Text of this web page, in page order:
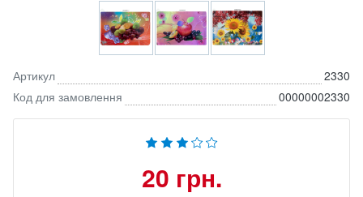
Артикул
2330
Код для замовлення
00000002330
20 грн.